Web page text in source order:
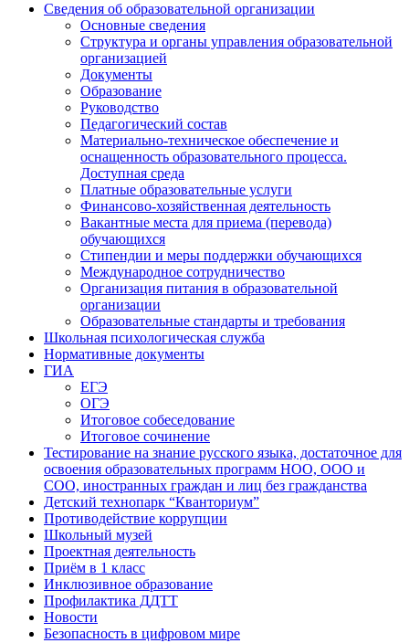
Сведения об образовательной организации
Основные сведения
Структура и органы управления образовательной
организацией
Документы
Образование
Руководство
Педагогический состав
Материально-техническое обеспечение и
оснащенность образовательного процесса.
Доступная среда
Платные образовательные услуги
Финансово-хозяйственная деятельность
Вакантные места для приема (перевода)
обучающихся
Стипендии и меры поддержки обучающихся
Международное сотрудничество
Организация питания в образовательной
организации
Образовательные стандарты и требования
Школьная психологическая служба
Нормативные документы
ГИА
ЕГЭ
ОГЭ
Итоговое собеседование
Итоговое сочинение
Тестирование на знание русского языка, достаточное для
освоения образовательных программ НОО, ООО и
СОО, иностранных граждан и лиц без гражданства
Детский технопарк “Кванториум”
Противодействие коррупции
Школьный музей
Проектная деятельность
Приём в 1 класс
Инклюзивное образование
Профилактика ДДТТ
Новости
Безопасность в цифровом мире